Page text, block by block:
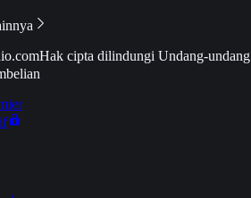
Hak cipta dilindungi Undang-undang